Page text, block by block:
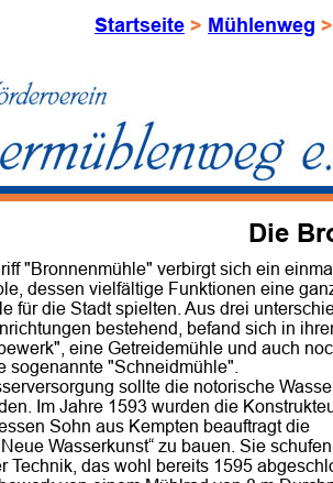
Die
"Bronnenmühle" verbirgt sich ein
dessen vielfältige Funktionen eine
für die Stadt spielten. Aus drei
bestehend, befand sich in
eine Getreidemühle und auch
sogenannte "Schneidmühle".
sollte die notorische
Im Jahre 1593 wurden die
Sohn aus Kempten beauftragt die
Neue Wasserkunst“ zu bauen. Sie
Technik, das wohl bereits 1595
Startseite > Mühlenweg